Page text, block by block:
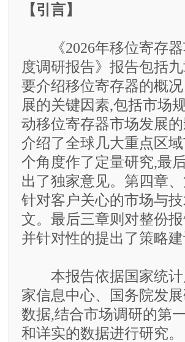
【引言】
《2026年移位寄存器
度调研报告》报告包括
要介绍移位寄存器的概
展的关键因素,包括市场
动移位寄存器市场发展
介绍了全球几大重点区
个角度作了定量研究,最
出了独家意见。第四章
针对客户关心的市场与
文。最后三章则对整份
并针对性的提出了策略建
本报告依据国家统计
家信息中心、国务院发
数据,结合市场调研的第
和详实的数据进行研究。